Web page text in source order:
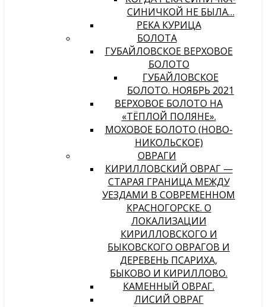
СИНИЧКОЙ НЕ БЫЛА…
РЕКА КУРИЦА
БОЛОТА
ГУБАЙЛОВСКОЕ ВЕРХОВОЕ
БОЛОТО
ГУБАЙЛОВСКОЕ
БОЛОТО. НОЯБРЬ 2021
ВЕРХОВОЕ БОЛОТО НА
«ТЁПЛОЙ ПОЛЯНЕ».
МОХОВОЕ БОЛОТО (НОВО-
НИКОЛЬСКОЕ)
ОВРАГИ
КИРИЛЛОВСКИЙ ОВРАГ —
СТАРАЯ ГРАНИЦА МЕЖДУ
УЕЗДАМИ В СОВРЕМЕННОМ
КРАСНОГОРСКЕ. О
ЛОКАЛИЗАЦИИ
КИРИЛЛОВСКОГО И
БЫКОВСКОГО ОВРАГОВ И
ДЕРЕВЕНЬ ПСАРИХА,
БЫКОВО И КИРИЛЛОВО.
КАМЕННЫЙ ОВРАГ.
ЛИСИЙ ОВРАГ